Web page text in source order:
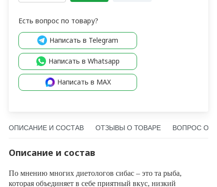
Есть вопрос по товару?
Написать в Telegram
Написать в Whatsapp
Написать в MAX
ОПИСАНИЕ И СОСТАВ ОТЗЫВЫ О ТОВАРЕ ВОПРОС О
Описание и состав
По мнению многих диетологов сибас – это та рыба,
которая объединяет в себе приятный вкус, низкий